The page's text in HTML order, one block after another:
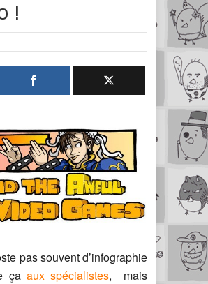
!
pas souvent d’infographie
ça aux spécialistes, mais